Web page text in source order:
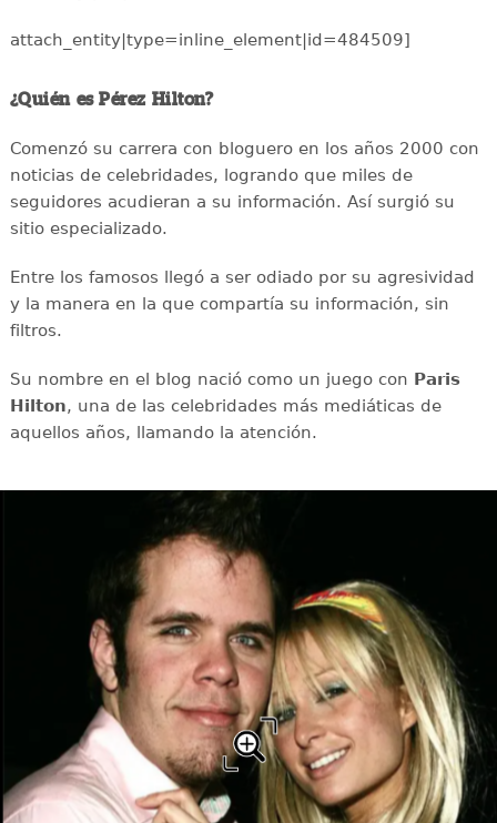
attach_entity|type=inline_element|id=484509]
¿Quién es Pérez Hilton?
Comenzó su carrera con bloguero en los años 2000 con
noticias de celebridades, logrando que miles de
seguidores acudieran a su información. Así surgió su
sitio especializado.
Entre los famosos llegó a ser odiado por su agresividad
y la manera en la que compartía su información, sin
filtros.
Su nombre en el blog nació como un juego con Paris
Hilton, una de las celebridades más mediáticas de
aquellos años, llamando la atención.